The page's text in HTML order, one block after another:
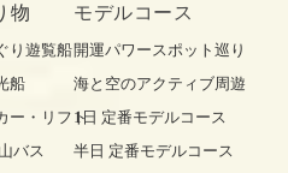
物
り遊覧船
船
ー・リフト
バス
モデルコース
開運パワースポット巡り
海と空のアクティブ周遊
1日 定番モデルコース
半日 定番モデルコース